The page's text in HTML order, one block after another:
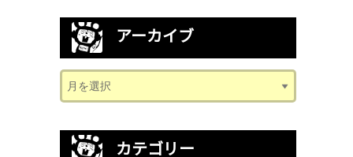
アーカイブ
カテゴリー